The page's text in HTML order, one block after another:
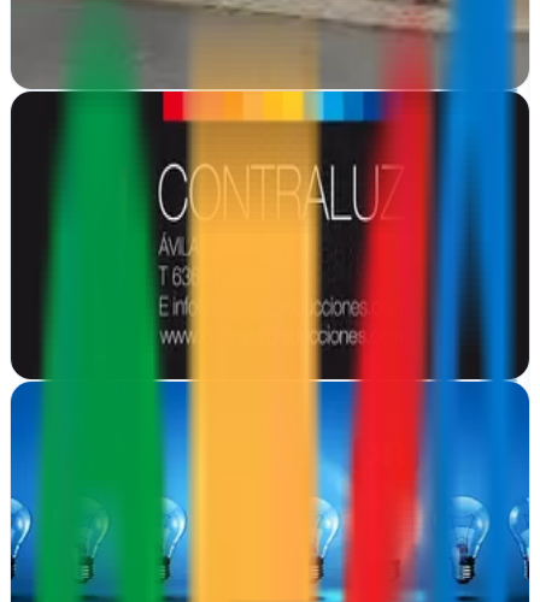
diseño web y campañas publicitarias.
Ver ficha
Contraluz producciones - Diseño web y Tiendas
Contraluz Producciones crea tiendas online y webs visuales desde
Ávila. Diseño gráfico y desarrollo web para que tu marca brille
Ver ficha
En Ávila, Kairos Publicidad transforma marcas con diseño gráfico,
publicidad integral y webs que convierten.